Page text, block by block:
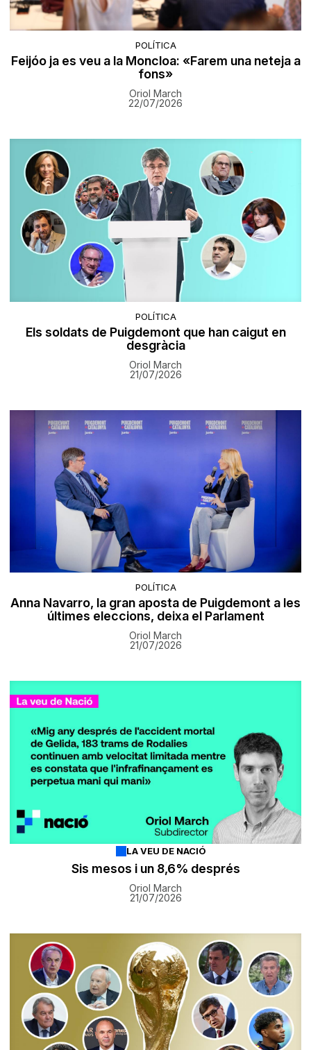
POLÍTICA
Feijóo ja es veu a la Moncloa: «Farem una neteja a
fons»
Oriol March
22/07/2026
POLÍTICA
Els soldats de Puigdemont que han caigut en
desgràcia
Oriol March
21/07/2026
POLÍTICA
Anna Navarro, la gran aposta de Puigdemont a les
últimes eleccions, deixa el Parlament
Oriol March
21/07/2026
LA VEU DE NACIÓ
Sis mesos i un 8,6% després
Oriol March
21/07/2026